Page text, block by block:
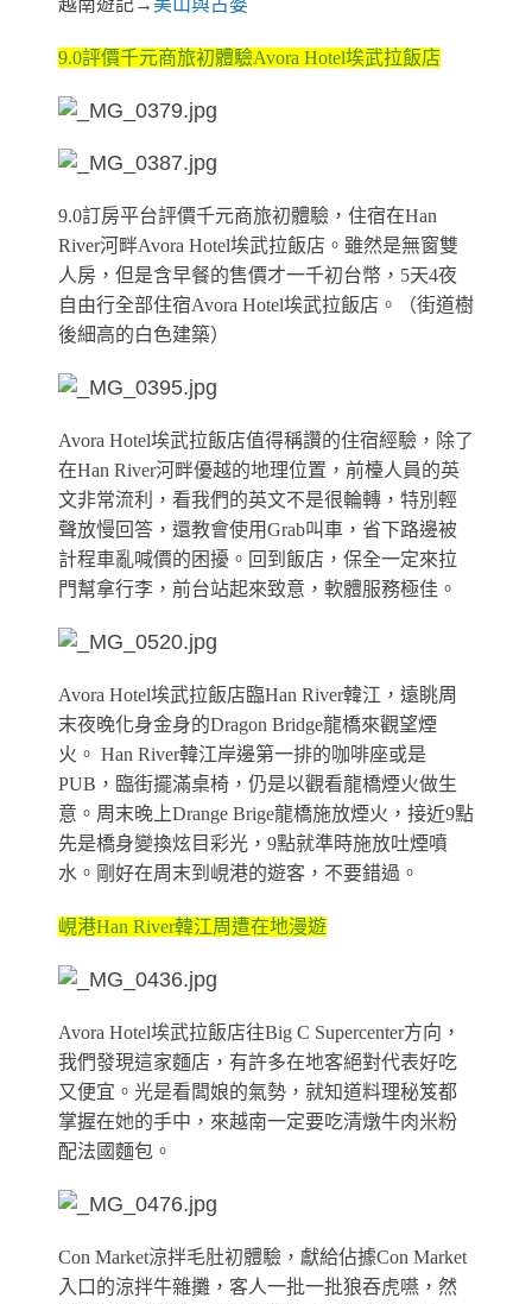
9.0評價千元商旅初體驗Avora Hotel埃武拉飯店
9.0訂房平台評價千元商旅初體驗，住宿在Han
River河畔Avora Hotel埃武拉飯店。雖然是無窗雙
人房，但是含早餐的售價才一千初台幣，5天4夜
自由行全部住宿Avora Hotel埃武拉飯店。（街道樹
後細高的白色建築）
Avora Hotel埃武拉飯店值得稱讚的住宿經驗，除了
在Han River河畔優越的地理位置，前檯人員的英
文非常流利，看我們的英文不是很輪轉，特別輕
聲放慢回答，還教會使用Grab叫車，省下路邊被
計程車亂喊價的困擾。回到飯店，保全一定來拉
門幫拿行李，前台站起來致意，軟體服務極佳。
Avora Hotel埃武拉飯店臨Han River韓江，遠眺周
末夜晚化身金身的Dragon Bridge龍橋來觀望煙
火。 Han River韓江岸邊第一排的咖啡座或是
PUB，臨街擺滿桌椅，仍是以觀看龍橋煙火做生
意。周末晚上Drange Brige龍橋施放煙火，接近9點
先是橋身變換炫目彩光，9點就準時施放吐煙噴
水。剛好在周末到峴港的遊客，不要錯過。
峴港Han River韓江周遭在地漫遊
Avora Hotel埃武拉飯店往Big C Supercenter方向，
我們發現這家麵店，有許多在地客絕對代表好吃
又便宜。光是看闆娘的氣勢，就知道料理秘笈都
掌握在她的手中，來越南一定要吃清燉牛肉米粉
配法國麵包。
Con Market涼拌毛肚初體驗，獻給佔據Con Market
入口的涼拌牛雜攤，客人一批一批狼吞虎嚥，然